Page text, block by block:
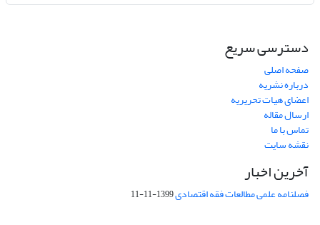
دسترسی سریع
صفحه اصلی
درباره نشریه
اعضای هیات تحریریه
ارسال مقاله
تماس با ما
نقشه سایت
آخرین اخبار
فصلنامه علمی مطالعات فقه اقتصادی1399-11-11